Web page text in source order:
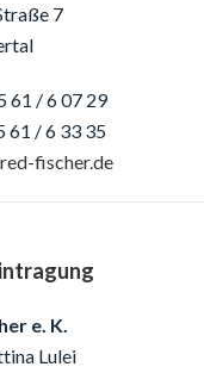
7
61 / 6 07 29
61 / 6 33 35
fischer.de
e. K.
Lulei